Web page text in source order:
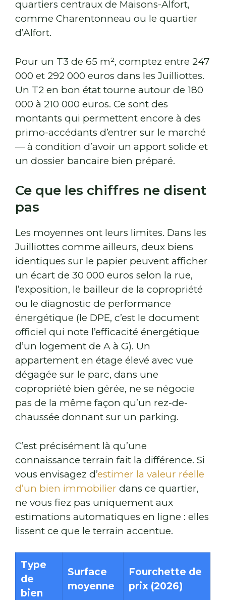
quartiers centraux de Maisons-Alfort,
comme Charentonneau ou le quartier
d’Alfort.
Pour un T3 de 65 m², comptez entre 247
000 et 292 000 euros dans les Juilliottes.
Un T2 en bon état tourne autour de 180
000 à 210 000 euros. Ce sont des
montants qui permettent encore à des
primo-accédants d’entrer sur le marché
— à condition d’avoir un apport solide et
un dossier bancaire bien préparé.
Ce que les chiffres ne disent
pas
Les moyennes ont leurs limites. Dans les
Juilliottes comme ailleurs, deux biens
identiques sur le papier peuvent afficher
un écart de 30 000 euros selon la rue,
l’exposition, le bailleur de la copropriété
ou le diagnostic de performance
énergétique (le DPE, c’est le document
officiel qui note l’efficacité énergétique
d’un logement de A à G). Un
appartement en étage élevé avec vue
dégagée sur le parc, dans une
copropriété bien gérée, ne se négocie
pas de la même façon qu’un rez-de-
chaussée donnant sur un parking.
C’est précisément là qu’une
connaissance terrain fait la différence. Si
vous envisagez d’estimer la valeur réelle
d’un bien immobilier dans ce quartier,
ne vous fiez pas uniquement aux
estimations automatiques en ligne : elles
lissent ce que le terrain accentue.
Type
de
bien
Surface
moyenne
Fourchette de
prix (2026)